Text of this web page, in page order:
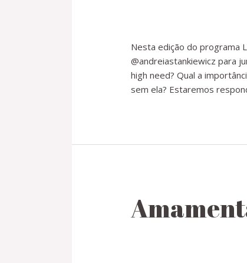
Nesta edição do programa
@andreiastankiewicz para
high need? Qual a
sem ela? Estaremos